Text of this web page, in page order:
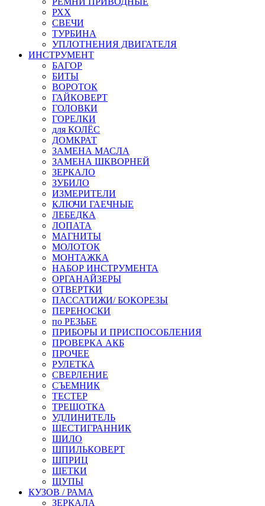
РХХ
СВЕЧИ
ТУРБИНА
УПЛОТНЕНИЯ ДВИГАТЕЛЯ
ИНСТРУМЕНТ
БАГОР
БИТЫ
ВОРОТОК
ГАЙКОВЕРТ
ГОЛОВКИ
ГОРЕЛКИ
для КОЛЁС
ДОМКРАТ
ЗАМЕНА МАСЛА
ЗАМЕНА ШКВОРНЕЙ
ЗЕРКАЛО
ЗУБИЛО
ИЗМЕРИТЕЛИ
КЛЮЧИ ГАЕЧНЫЕ
ЛЕБЕДКА
ЛОПАТА
МАГНИТЫ
МОЛОТОК
МОНТАЖКА
НАБОР ИНСТРУМЕНТА
ОРГАНАЙЗЕРЫ
ОТВЕРТКИ
ПАССАТИЖИ/ БОКОРЕЗЫ
ПЕРЕНОСКИ
по РЕЗЬБЕ
ПРИБОРЫ И ПРИСПОСОБЛЕНИЯ
ПРОВЕРКА АКБ
ПРОЧЕЕ
РУЛЕТКА
СВЕРЛЕНИЕ
СЪЕМНИК
ТЕСТЕР
ТРЕЩОТКА
УДЛИНИТЕЛЬ
ШЕСТИГРАННИК
ШИЛО
ШПИЛЬКОВЕРТ
ШПРИЦ
ЩЕТКИ
ЩУПЫ
КУЗОВ / РАМА
ЗЕРКАЛА